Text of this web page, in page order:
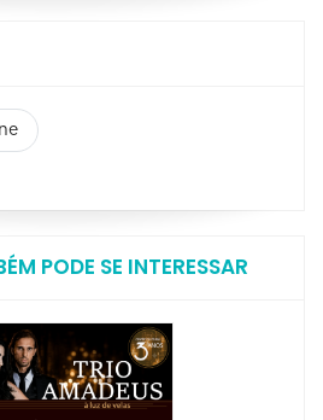
PODE SE INTERESSAR